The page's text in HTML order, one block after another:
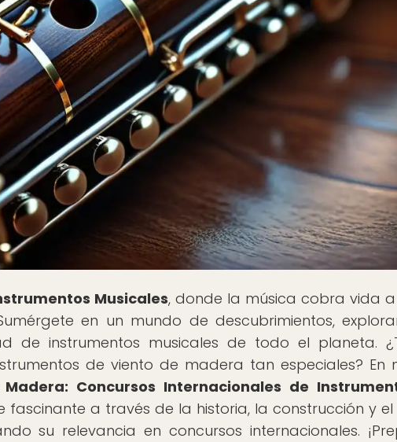
Musicales, donde la música cobra vida
en un mundo de descubrimientos,
de instrumentos musicales de todo el planeta.
de viento de madera tan especiales? En
Concursos Internacionales de
fascinante a través de la historia, la construcción y el
su relevancia en concursos internacionales.